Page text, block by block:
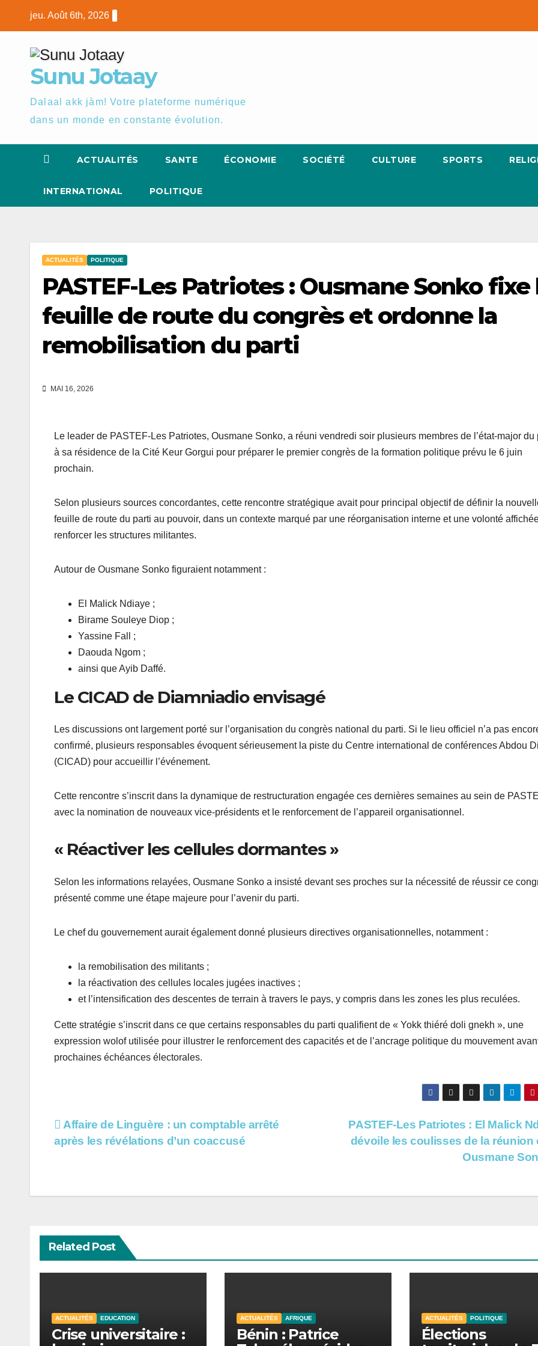
jeu. Août 6th, 2026
Sunu Jotaay
Dalaal akk jàm! Votre plateforme numérique
dans un monde en constante évolution.
ACTUALITÉS SANTE ÉCONOMIE SOCIÉTÉ CULTURE SPORTS
INTERNATIONAL POLITIQUE
ACTUALITÉS POLITIQUE
PASTEF-Les Patriotes : Ousmane Sonko fixe
feuille de route du congrès et ordonne la
remobilisation du parti
MAI 16, 2026
Le leader de PASTEF-Les Patriotes, Ousmane Sonko, a réuni vendredi soir plusieurs membres de l’état-major du
à sa résidence de la Cité Keur Gorgui pour préparer le premier congrès de la formation politique prévu le 6 juin
prochain.
Selon plusieurs sources concordantes, cette rencontre stratégique avait pour principal objectif de définir la
feuille de route du parti au pouvoir, dans un contexte marqué par une réorganisation interne et une volonté
renforcer les structures militantes.
Autour de Ousmane Sonko figuraient notamment :
El Malick Ndiaye ;
Birame Souleye Diop ;
Yassine Fall ;
Daouda Ngom ;
ainsi que Ayib Daffé.
Le CICAD de Diamniadio envisagé
Les discussions ont largement porté sur l’organisation du congrès national du parti. Si le lieu officiel n’a pas
confirmé, plusieurs responsables évoquent sérieusement la piste du Centre international de conférences Abdou
(CICAD) pour accueillir l’événement.
Cette rencontre s’inscrit dans la dynamique de restructuration engagée ces dernières semaines au sein de
avec la nomination de nouveaux vice-présidents et le renforcement de l’appareil organisationnel.
« Réactiver les cellules dormantes »
Selon les informations relayées, Ousmane Sonko a insisté devant ses proches sur la nécessité de réussir ce
présenté comme une étape majeure pour l’avenir du parti.
Le chef du gouvernement aurait également donné plusieurs directives organisationnelles, notamment :
la remobilisation des militants ;
la réactivation des cellules locales jugées inactives ;
et l’intensification des descentes de terrain à travers le pays, y compris dans les zones les plus reculées.
Cette stratégie s’inscrit dans ce que certains responsables du parti qualifient de « Yokk thiéré doli gnekh », une
expression wolof utilisée pour illustrer le renforcement des capacités et de l’ancrage politique du mouvement
prochaines échéances électorales.
Navigation
de
PASTEF-Les Patriotes : El Malick
dévoile les coulisses de la réunion
Ousmane
Affaire de Linguère : un comptable arrêté
après les révélations d’un coaccusé
Related Post
ACTUALITÉS EDUCATION
Crise universitaire :
ACTUALITÉS AFRIQUE
Bénin : Patrice
ACTUALITÉS POLITIQUE
Élections